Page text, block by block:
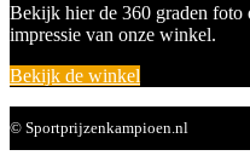
Bekijk hier de 360 graden foto
impressie van onze winkel.
Bekijk de winkel
© Sportprijzenkampioen.nl